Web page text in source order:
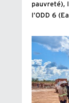
pauvreté),
l’ODD 6